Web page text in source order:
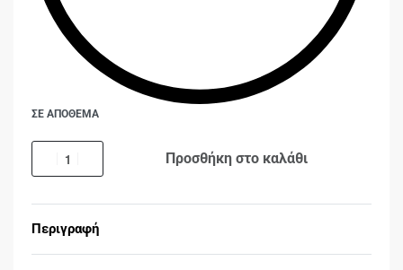
ΣΕ ΑΠΟΘΕΜΑ
Προσθήκη στο καλάθι
Περιγραφή